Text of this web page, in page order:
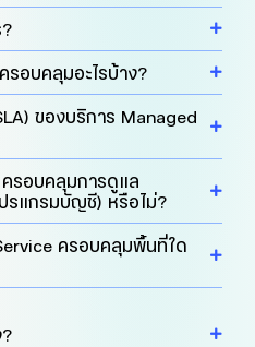
อบคลุมอะไรบ้าง?
ของบริการ Managed
รอบคลุมการดูแล
รแกรมบัญชี) หรือไม่?
ครอบคลุมพื้นที่ใด